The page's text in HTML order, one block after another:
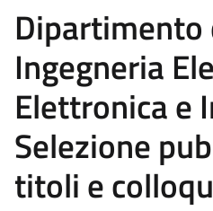
Dipartimento
Ingegneria
Elettronica e
Selezione
titoli e